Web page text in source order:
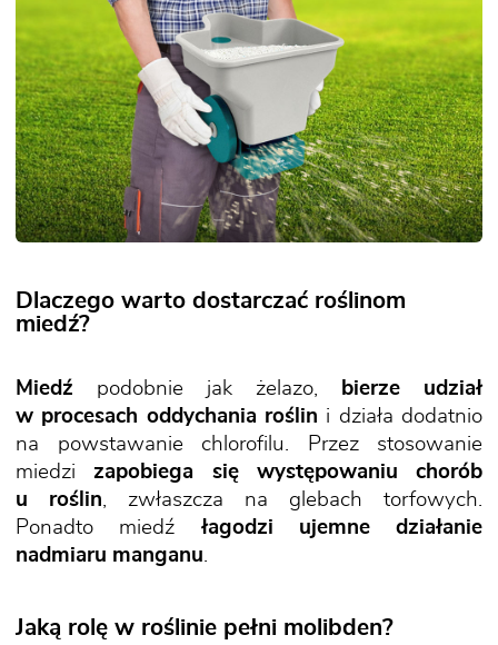
Dlaczego warto dostarczać roślinom
miedź?
Miedź podobnie jak żelazo,
bierze udział
w procesach oddychania roślin i działa dodatnio
na powstawanie chlorofilu. Przez stosowanie
miedzizapobiega się występowaniu chorób
u roślin , zwłaszcza na glebach torfowych.
Ponadto miedź łagodzi ujemne działanie
nadmiaru manganu
Jaką rolę w roślinie pełni molibden?